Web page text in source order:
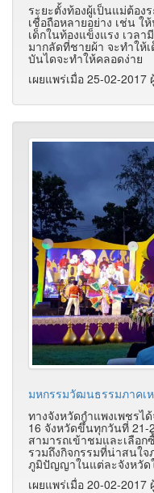
ระยะตั้งท้องผู้เป็นแม่ต้อง
เชื่อถือหลายอย่าง เช่น
เด็กในท้องแข็งแรง เวล
มากลัดที่ชายผ้า จะทำให้
บันไดจะทำให้คลอดง่าย
เผยแพร่เมื่อ 25-02-2017
มหกรรมวัฒนธรรมภาคเ
ทางจังหวัดกำแพงเพชร
16 จังหวัดขึ้นทุกวันที่ 21-
สามารถเข้าชมและเลือ
รวมถึงกิจกรรมที่น่าสนใ
ภูมิปัญญาในแต่ละจังหวัด
เผยแพร่เมื่อ 20-02-2017